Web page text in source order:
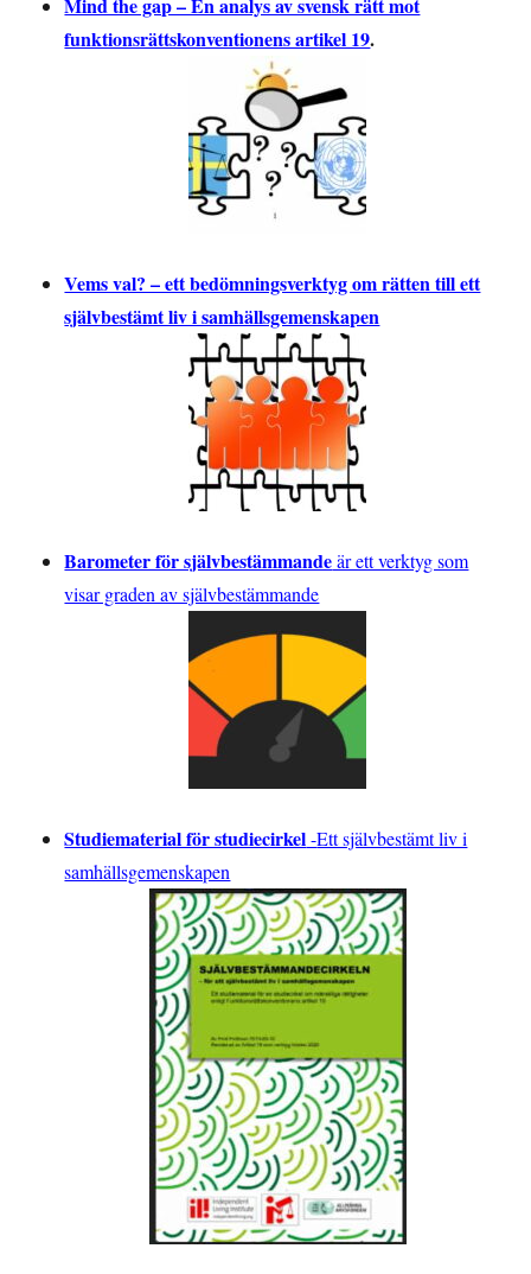
funktionsrättskonventionens artikel 19.
Vems val? – ett bedömningsverktyg om rätten till ett
självbestämt liv i samhällsgemenskapen
Barometer för självbestämmandeär ett verktyg som
visar graden av självbestämmande
Studiematerial för studiecirkel-Ett självbestämt liv i
samhällsgemenskapen